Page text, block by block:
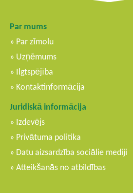
Par mums
Par zīmolu
Uzņēmums
Ilgtspējība
Kontaktinformācija
Juridiskā informācija
Izdevējs
Privātuma politika
Datu aizsardzība sociālie mediji
Atteikšanās no atbildības